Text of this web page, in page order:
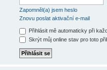
Zapomněl(a) jsem heslo
Znovu poslat aktivační e-mail
Přihlásit mě automaticky při
Skrýt můj online stav pro toto